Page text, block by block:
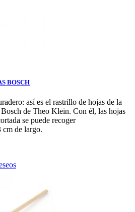
BOSCH
así es el rastrillo de hojas de la
de Theo Klein. Con él, las hojas
se puede recoger
cm de largo.